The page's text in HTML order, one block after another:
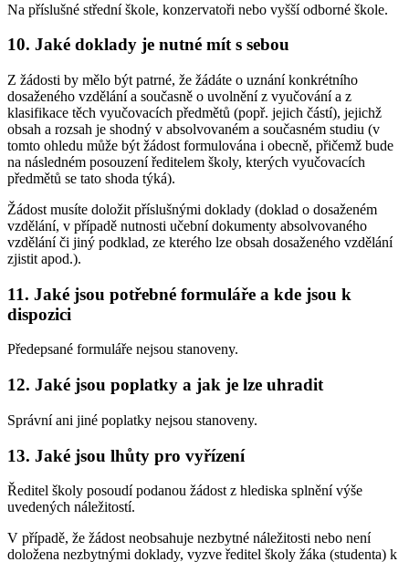
Na příslušné střední škole, konzervatoři nebo vyšší odborné škole.
10. Jaké doklady je nutné mít s sebou
Z žádosti by mělo být patrné, že žádáte o uznání konkrétního
dosaženého vzdělání a současně o uvolnění z vyučování a z
klasifikace těch vyučovacích předmětů (popř. jejich částí), jejichž
obsah a rozsah je shodný v absolvovaném a současném studiu (v
tomto ohledu může být žádost formulována i obecně, přičemž bude
na následném posouzení ředitelem školy, kterých vyučovacích
předmětů se tato shoda týká).
Žádost musíte doložit příslušnými doklady (doklad o dosaženém
vzdělání, v případě nutnosti učební dokumenty absolvovaného
vzdělání či jiný podklad, ze kterého lze obsah dosaženého vzdělání
zjistit apod.).
11. Jaké jsou potřebné formuláře a kde jsou k
dispozici
Předepsané formuláře nejsou stanoveny.
12. Jaké jsou poplatky a jak je lze uhradit
Správní ani jiné poplatky nejsou stanoveny.
13. Jaké jsou lhůty pro vyřízení
Ředitel školy posoudí podanou žádost z hlediska splnění výše
uvedených náležitostí.
V případě, že žádost neobsahuje nezbytné náležitosti nebo není
doložena nezbytnými doklady, vyzve ředitel školy žáka (studenta) k